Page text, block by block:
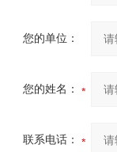
您的单位：
您的姓名：
联系电话：